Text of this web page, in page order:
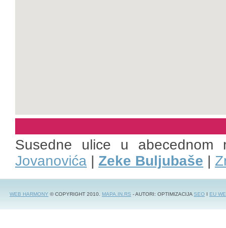
Susedne ulice u abecednom
Jovanovića | Zeke Buljubaše |
WEB HARMONY © COPYRIGHT 2010. MAPA.IN.RS - AUTORI: OPTIMIZACIJASEO I EU